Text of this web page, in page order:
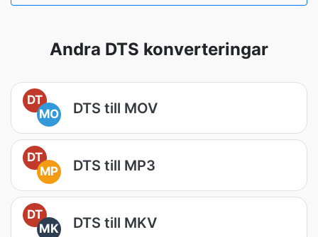
Andra DTS konverteringar
DT
MO
DTS till MOV
DT
MP
DTS till MP3
DT
MK
DTS till MKV